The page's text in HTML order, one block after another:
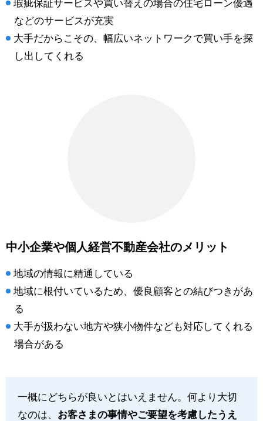
瑕疵保証サービスや買い替えの場合の住宅ローン優遇
などのサービスが充実
大手だからこその、幅広いネットワークで買い手を探
し出してくれる
中小企業や個人経営不動産会社のメリット
地域の情報に精通している
地域に根付いているため、優良顧客との結びつきがあ
る
大手が扱わない地方や狭小物件なども対応してくれる
場合がある
一概にどちらが良いとはいえません。何より大切
なのは、 お客さまの事情やご要望を考慮したうえ